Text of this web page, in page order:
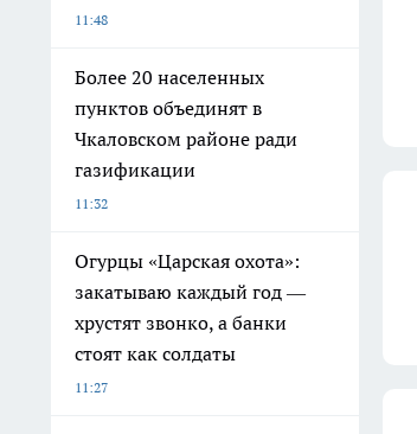
11:48
Более 20 населенных
пунктов объединят в
Чкаловском районе ради
газификации
11:32
Огурцы «Царская охота»:
закатываю каждый год —
хрустят звонко, а банки
стоят как солдаты
11:27